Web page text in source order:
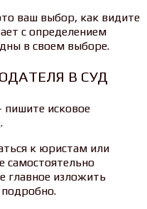
ваш выбор, как видите
с определением
в своем выборе.
В СУД
пишите исковое
к юристам или
самостоятельно
главное изложить